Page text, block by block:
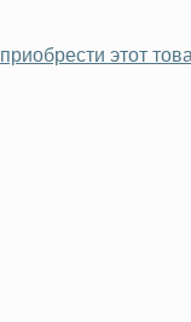
приобрести этот